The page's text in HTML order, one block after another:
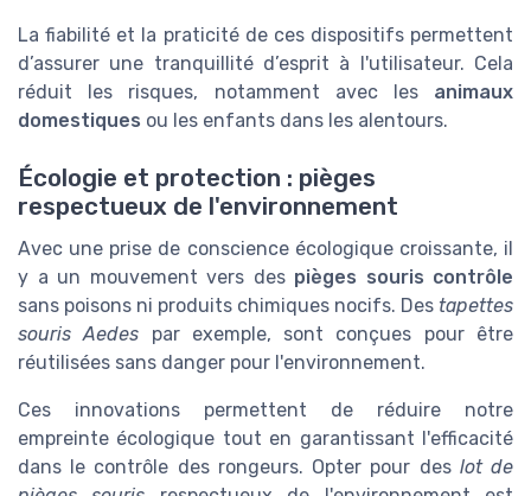
La fiabilité et la praticité de ces dispositifs permettent
d’assurer une tranquillité d’esprit à l'utilisateur. Cela
réduit les risques, notamment avec les animaux
domestiques ou les enfants dans les alentours.
Écologie et protection : pièges
respectueux de l'environnement
Avec une prise de conscience écologique croissante, il
y a un mouvement vers des pièges souris contrôle
sans poisons ni produits chimiques nocifs. Des tapettes
souris Aedes par exemple, sont conçues pour être
réutilisées sans danger pour l'environnement.
Ces innovations permettent de réduire notre
empreinte écologique tout en garantissant l'efficacité
dans le contrôle des rongeurs. Opter pour des lot de